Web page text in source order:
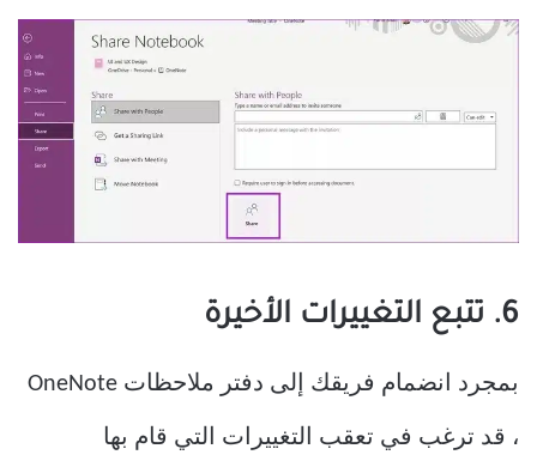
6. تتبع التغييرات الأخيرة
بمجرد انضمام فريقك إلى دفتر ملاحظات OneNote
، قد ترغب في تعقب التغييرات التي قام بها